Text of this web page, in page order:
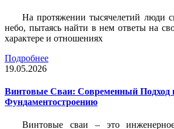
На протяжении тысячелетий люди
небо, пытаясь найти в нем ответы на
характере и отношениях
Подробнее
19.05.2026
Винтовые Сваи: Современный Подход
Фундаментостроению
Винтовые сваи – это